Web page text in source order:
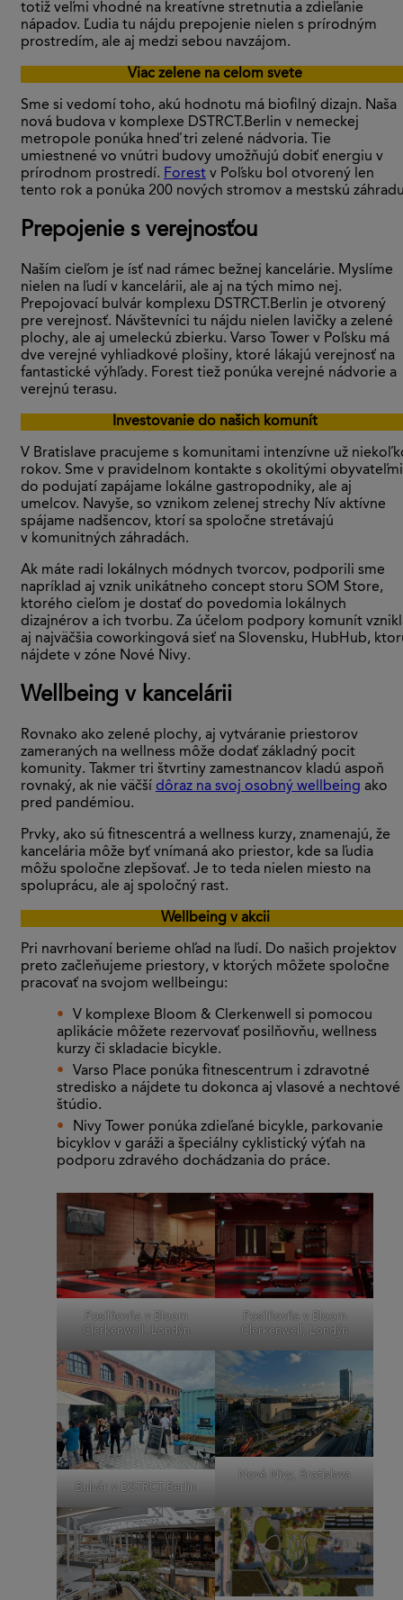
totiž veľmi vhodné na kreatívne stretnutia a zdieľanie
nápadov. Ľudia tu nájdu prepojenie nielen s prírodným
prostredím, ale aj medzi sebou navzájom.
Viac zelene na celom svete
Sme si vedomí toho, akú hodnotu má biofilný dizajn. Naša
nová budova v komplexe DSTRCT.Berlin v nemeckej
metropole ponúka hneď tri zelené nádvoria. Tie
umiestnené vo vnútri budovy umožňujú dobiť energiu v
prírodnom prostredí. Forest v Poľsku bol otvorený len
tento rok a ponúka 200 nových stromov a mestskú
Prepojenie s verejnosťou
Naším cieľom je ísť nad rámec bežnej kancelárie. Myslíme
nielen na ľudí v kancelárii, ale aj na tých mimo nej.
Prepojovací bulvár komplexu DSTRCT.Berlin je otvorený
pre verejnosť. Návštevníci tu nájdu nielen lavičky a zelené
plochy, ale aj umeleckú zbierku. Varso Tower v Poľsku má
dve verejné vyhliadkové plošiny, ktoré lákajú verejnosť na
fantastické výhľady. Forest tiež ponúka verejné nádvorie a
verejnú terasu.
Investovanie do našich komunít
V Bratislave pracujeme s komunitami intenzívne už
rokov. Sme v pravidelnom kontakte s okolitými
do podujatí zapájame lokálne gastropodniky, ale aj
umelcov. Navyše, so vznikom zelenej strechy Nív aktívne
spájame nadšencov, ktorí sa spoločne stretávajú
v komunitných záhradách.
Ak máte radi lokálnych módnych tvorcov, podporili sme
napríklad aj vznik unikátneho concept storu SOM Store,
ktorého cieľom je dostať do povedomia lokálnych
dizajnérov a ich tvorbu. Za účelom podpory komunít
aj najväčšia coworkingová sieť na Slovensku, HubHub,
nájdete v zóne Nové Nivy.
Wellbeing v kancelárii
Rovnako ako zelené plochy, aj vytváranie priestorov
zameraných na wellness môže dodať základný pocit
komunity. Takmer tri štvrtiny zamestnancov kladú aspoň
rovnaký, ak nie väčší dôraz na svoj osobný wellbeing ako
pred pandémiou.
Prvky, ako sú fitnescentrá a wellness kurzy, znamenajú, že
kancelária môže byť vnímaná ako priestor, kde sa ľudia
môžu spoločne zlepšovať. Je to teda nielen miesto na
spoluprácu, ale aj spoločný rast.
Wellbeing v akcii
Pri navrhovaní berieme ohľad na ľudí. Do našich projektov
preto začleňujeme priestory, v ktorých môžete spoločne
pracovať na svojom wellbeingu:
V komplexe Bloom & Clerkenwell si pomocou
aplikácie môžete rezervovať posilňovňu, wellness
kurzy či skladacie bicykle.
Varso Place ponúka fitnescentrum i zdravotné
stredisko a nájdete tu dokonca aj vlasové a nechtové
štúdio.
Nivy Tower ponúka zdieľané bicykle, parkovanie
bicyklov v garáži a špeciálny cyklistický výťah na
podporu zdravého dochádzania do práce.
Posilňovňa v Bloom
Clerkenwell, Londýn
Posilňovňa v Bloom
Clerkenwell, Londýn
Bulvár v DSTRCT.Berlin
Nové Nivy, Bratislava